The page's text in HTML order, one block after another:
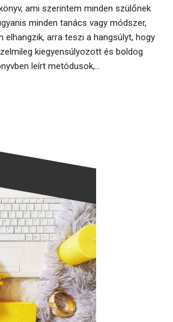
ami szerintem minden szülőnek
minden tanács vagy módszer,
elhangzik, arra teszi a hangsúlyt, hogy
kiegyensúlyozott és boldog
leírt metódusok,...